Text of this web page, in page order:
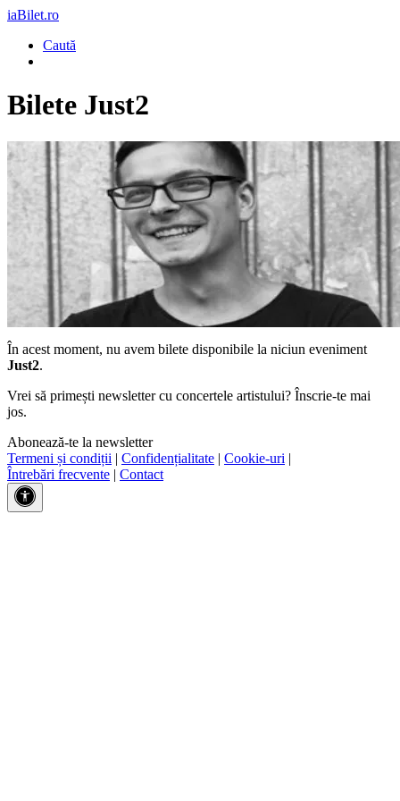
iaBilet.ro
Caută
Bilete Just2
În acest moment, nu avem bilete disponibile la niciun eveniment
Just2.
Vrei să primești newsletter cu concertele artistului? Înscrie-te mai
jos.
Abonează-te la newsletter
Termeni și condiții | Confidențialitate | Cookie-uri |
Întrebări frecvente | Contact